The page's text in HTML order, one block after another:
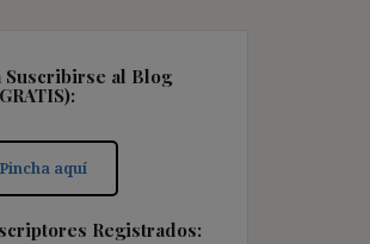
Suscribirse al Blog
Pincha aquí
Registrados: